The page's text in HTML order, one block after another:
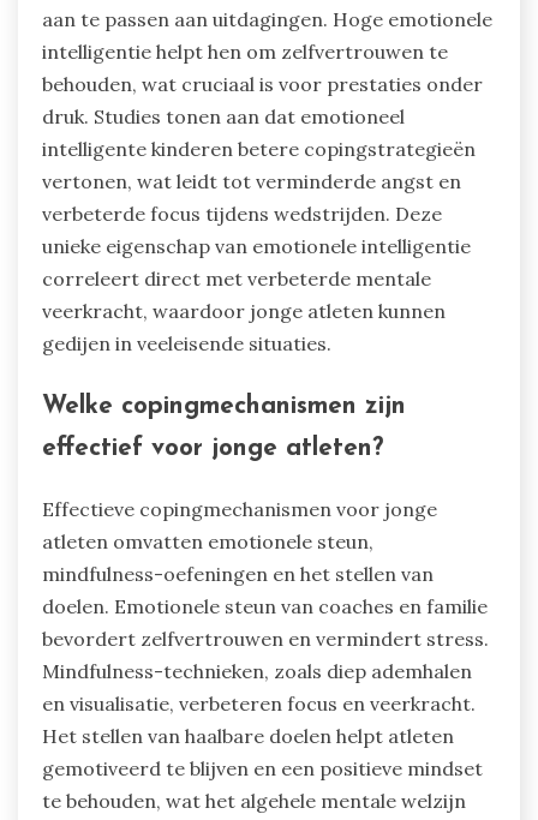
aan te passen aan uitdagingen. Hoge emotionele
intelligentie helpt hen om zelfvertrouwen te
behouden, wat cruciaal is voor prestaties onder
druk. Studies tonen aan dat emotioneel
intelligente kinderen betere copingstrategieën
vertonen, wat leidt tot verminderde angst en
verbeterde focus tijdens wedstrijden. Deze
unieke eigenschap van emotionele intelligentie
correleert direct met verbeterde mentale
veerkracht, waardoor jonge atleten kunnen
gedijen in veeleisende situaties.
Welke copingmechanismen zijn
effectief voor jonge atleten?
Effectieve copingmechanismen voor jonge
atleten omvatten emotionele steun,
mindfulness-oefeningen en het stellen van
doelen. Emotionele steun van coaches en familie
bevordert zelfvertrouwen en vermindert stress.
Mindfulness-technieken, zoals diep ademhalen
en visualisatie, verbeteren focus en veerkracht.
Het stellen van haalbare doelen helpt atleten
gemotiveerd te blijven en een positieve mindset
te behouden, wat het algehele mentale welzijn